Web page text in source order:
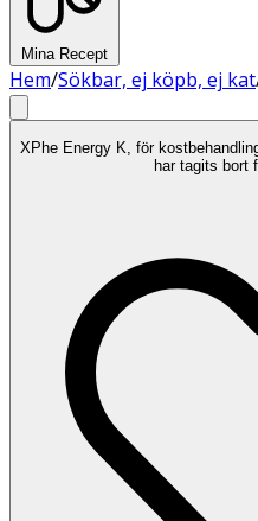
Mina Recept
Hem/Sökbar, ej köpb, ej kat
XPhe Energy K, för
har tagits bort